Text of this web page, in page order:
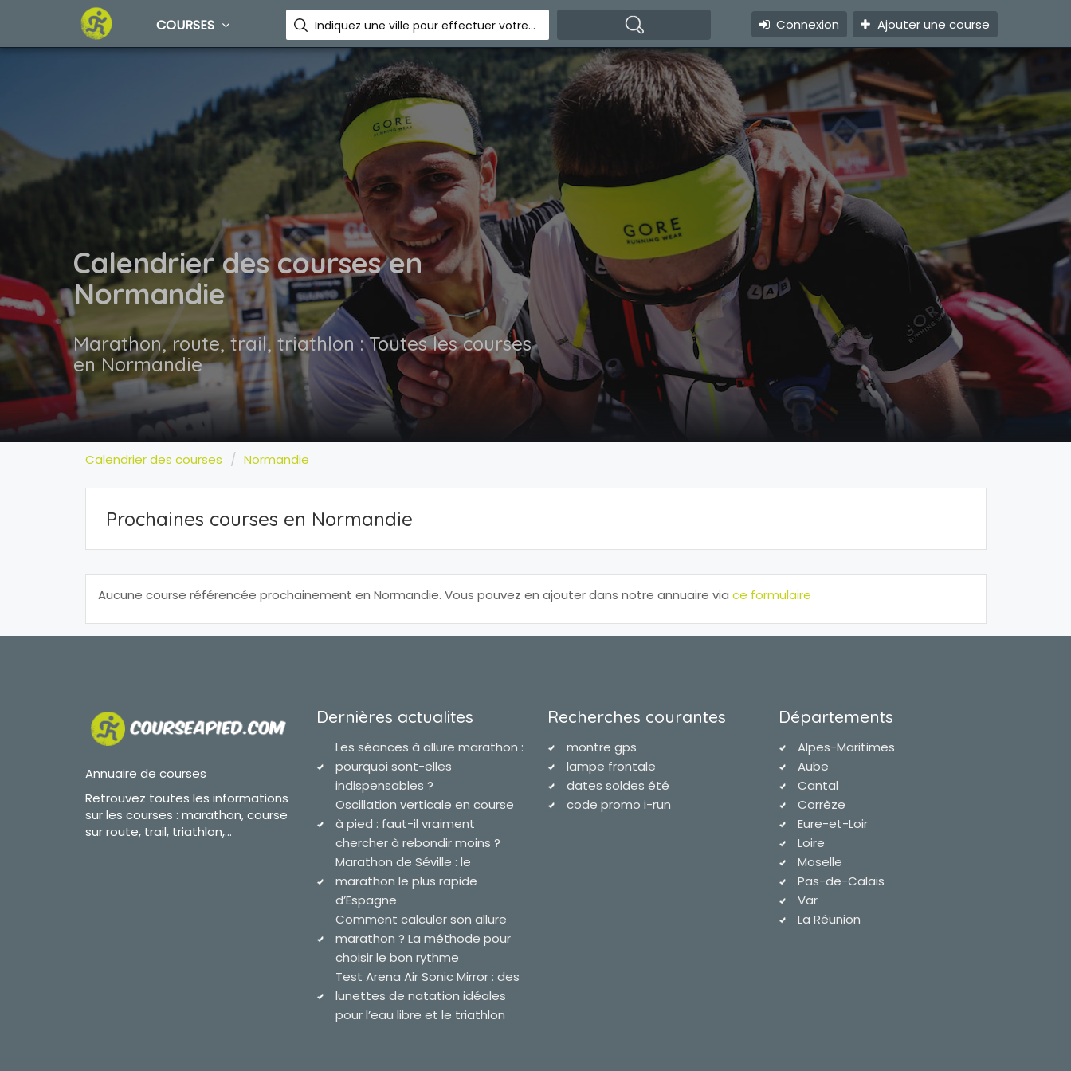
COURSES Indiquez une ville pour effectuer votre recherche Connexion Ajouter une course
Calendrier des courses en
Normandie
Marathon, route, trail, triathlon : Toutes les courses
en Normandie
Calendrier des courses Normandie
Prochaines courses en Normandie
Aucune course référencée prochainement en Normandie. Vous pouvez en ajouter dans notre annuaire via ce formulaire
Annuaire de courses
Retrouvez toutes les informations
sur les courses : marathon, course
sur route, trail, triathlon,...
Dernières actualites
Les séances à allure marathon :
pourquoi sont-elles
indispensables ?
Oscillation verticale en course
à pied : faut-il vraiment
chercher à rebondir moins ?
Marathon de Séville : le
marathon le plus rapide
d’Espagne
Comment calculer son allure
marathon ? La méthode pour
choisir le bon rythme
Test Arena Air Sonic Mirror : des
lunettes de natation idéales
pour l’eau libre et le triathlon
Recherches courantes
montre gps
lampe frontale
dates soldes été
code promo i-run
Départements
Alpes-Maritimes
Aube
Cantal
Corrèze
Eure-et-Loir
Loire
Moselle
Pas-de-Calais
Var
La Réunion